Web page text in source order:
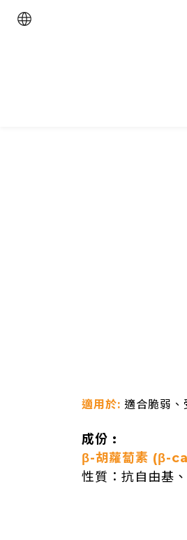
適用於: 適合脆弱、
成份 :
β-胡蘿蔔素 (β-
性質：抗自由基